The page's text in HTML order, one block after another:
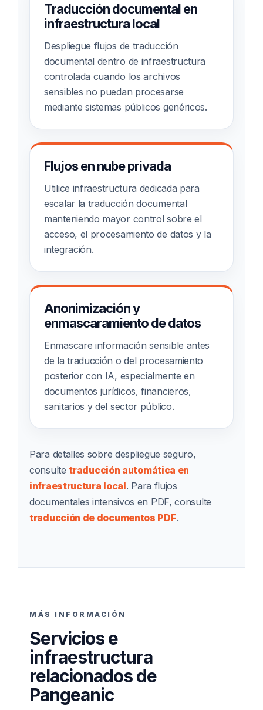
Traducción documental en
infraestructura local
Despliegue flujos de traducción
documental dentro de infraestructura
controlada cuando los archivos
sensibles no puedan procesarse
mediante sistemas públicos genéricos.
Flujos en nube privada
Utilice infraestructura dedicada para
escalar la traducción documental
manteniendo mayor control sobre el
acceso, el procesamiento de datos y la
integración.
Anonimización y
enmascaramiento de datos
Enmascare información sensible antes
de la traducción o del procesamiento
posterior con IA, especialmente en
documentos jurídicos, financieros,
sanitarios y del sector público.
Para detalles sobre despliegue seguro,
consultetraducción automática en
infraestructura local. Para flujos
documentales intensivos en PDF, consulte
traducción de documentos PDF.
MÁS INFORMACIÓN
Servicios e
infraestructura
relacionados de
Pangeanic